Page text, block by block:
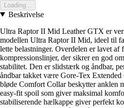
Loading...
Beskrivelse
Ultra Raptor II Mid Leather GTX er
modellen Ultra Raptor II Mid, ideel til
lette belastninger. Overdelen er lavet
kompressionslinjer, der sikrer en god
stabilitet. Den er slidstærk og åndbar,
åndbar takket være Gore-Tex
bløde Comfort Collar beskytter anklen
easy-fit spoil som giver maksimal
stabiliserende hælkappe giver perfekt